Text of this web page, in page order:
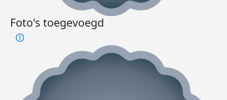
Foto's toegevoegd